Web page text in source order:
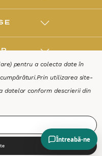
pentru a colecta date în
Prin utilizarea site-
datelor conform descrierii din